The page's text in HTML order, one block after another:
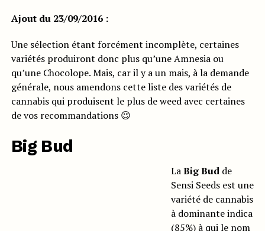
Ajout du 23/09/2016 :
Une sélection étant forcément incomplète, certaines
variétés produiront donc plus qu’une Amnesia ou
qu’une Chocolope. Mais, car il y a un mais, à la demande
générale, nous amendons cette liste des variétés de
cannabis qui produisent le plus de weed avec certaines
de vos recommandations 😉
Big Bud
LaBig Budde
Sensi Seeds est une
variété de cannabis
à dominante indica
(85%) à qui le nom